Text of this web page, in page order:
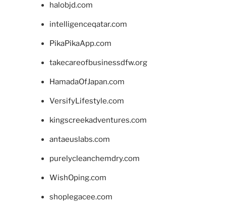
halobjd.com
intelligenceqatar.com
PikaPikaApp.com
takecareofbusinessdfw.org
HamadaOfJapan.com
VersifyLifestyle.com
kingscreekadventures.com
antaeuslabs.com
purelycleanchemdry.com
WishOping.com
shoplegacee.com